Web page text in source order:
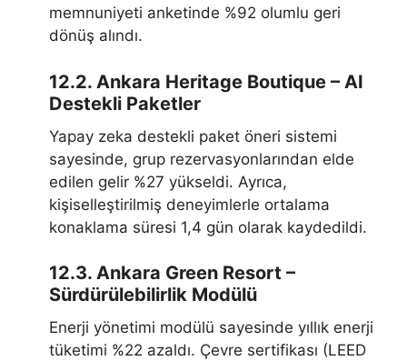
memnuniyeti anketinde %92 olumlu geri
dönüş alındı.
12.2. Ankara Heritage Boutique – AI
Destekli Paketler
Yapay zeka destekli paket öneri sistemi
sayesinde, grup rezervasyonlarından elde
edilen gelir %27 yükseldi. Ayrıca,
kişiselleştirilmiş deneyimlerle ortalama
konaklama süresi 1,4 gün olarak kaydedildi.
12.3. Ankara Green Resort –
Sürdürülebilirlik Modülü
Enerji yönetimi modülü sayesinde yıllık enerji
tüketimi %22 azaldı. Çevre sertifikası (LEED